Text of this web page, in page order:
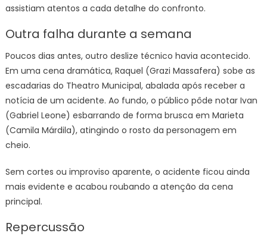
assistiam atentos a cada detalhe do confronto.
Outra falha durante a semana
Poucos dias antes, outro deslize técnico havia acontecido.
Em uma cena dramática, Raquel (Grazi Massafera) sobe as
escadarias do Theatro Municipal, abalada após receber a
notícia de um acidente. Ao fundo, o público pôde notar Ivan
(Gabriel Leone) esbarrando de forma brusca em Marieta
(Camila Márdila), atingindo o rosto da personagem em
cheio.
Sem cortes ou improviso aparente, o acidente ficou ainda
mais evidente e acabou roubando a atenção da cena
principal.
Repercussão